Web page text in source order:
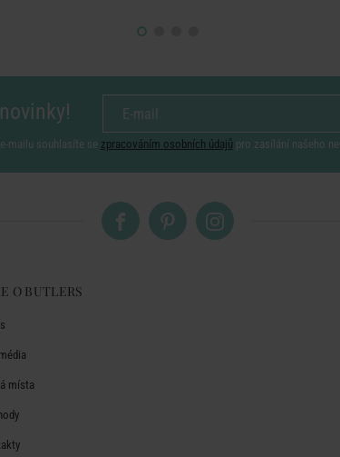
mailu souhlasíte se zpracováním osobních údajů pro zasílání našeho
O BUTLERS
místa